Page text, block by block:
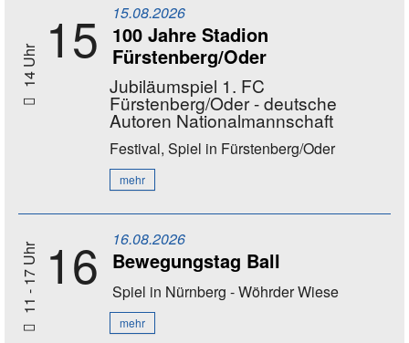
14 Uhr 15 15.08.2026
100 Jahre Stadion
Fürstenberg/Oder
Jubiläumspiel 1. FC
Fürstenberg/Oder - deutsche
Autoren Nationalmannschaft
Festival, Spiel in Fürstenberg/Oder
mehr
11 - 17 Uhr 16 16.08.2026
Bewegungstag Ball
Spiel in Nürnberg - Wöhrder Wiese
mehr